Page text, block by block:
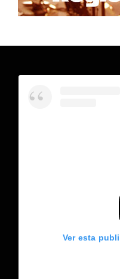
Ver esta